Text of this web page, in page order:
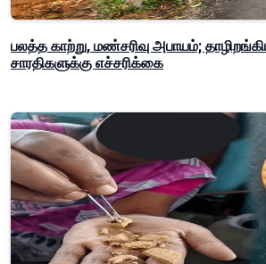
பலத்த காற்று, மண்சரிவு அபாயம்;
சாரதிகளுக்கு எச்சரிக்கை